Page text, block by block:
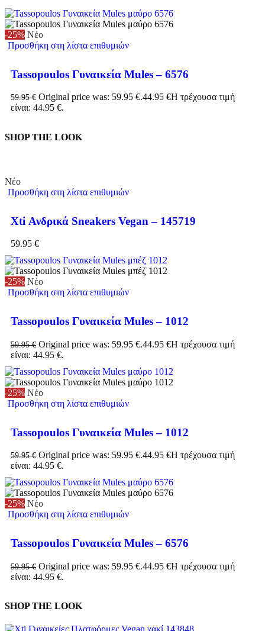
-25% Νέο
Προσθήκη στη λίστα επιθυμιών
Tassopoulos Γυναικεία Mules – 6576
59.95€ Original price was: 59.95 €.44.95 €Η τρέχουσα τιμή
είναι: 44.95 €.
SHOP THE LOOK
Νέο
Προσθήκη στη λίστα επιθυμιών
Xti Ανδρικά Sneakers Vegan – 145719
59.95 €
-25% Νέο
Προσθήκη στη λίστα επιθυμιών
Tassopoulos Γυναικεία Mules – 1012
59.95€ Original price was: 59.95 €.44.95 €Η τρέχουσα τιμή
είναι: 44.95 €.
-25% Νέο
Προσθήκη στη λίστα επιθυμιών
Tassopoulos Γυναικεία Mules – 1012
59.95€ Original price was: 59.95 €.44.95 €Η τρέχουσα τιμή
είναι: 44.95 €.
-25% Νέο
Προσθήκη στη λίστα επιθυμιών
Tassopoulos Γυναικεία Mules – 6576
59.95€ Original price was: 59.95 €.44.95 €Η τρέχουσα τιμή
είναι: 44.95 €.
SHOP THE LOOK